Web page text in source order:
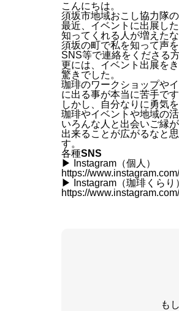
こんにちは。
須坂市地域おこし協力隊の
最近、イベントに出展し
知ってくれる人が増えた
須坂の町で私を知って声
SNS等で連絡をくださる
更には、イベント出展を
驚きでした。
珈琲のワークショップや
に出る事が本当に苦手で
しかし、自分なりに勇気
珈琲やイベントや地域の
いろんな人と出会いご縁
出来ることが広がるなと
す。
各種SNS
▶︎ Instagram（個人）
https://
▶︎ Instagram（珈琲くらり
https://
も